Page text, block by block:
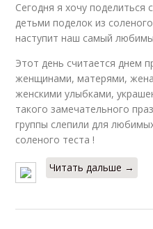
Сегодня я хочу
детьми поделок из
наступит наш самый
Этот день считается днем
женщинами, матерями,
женскими улыбками,
такого замечательного
группы слепили для
соленого теста !
Читать дальше →